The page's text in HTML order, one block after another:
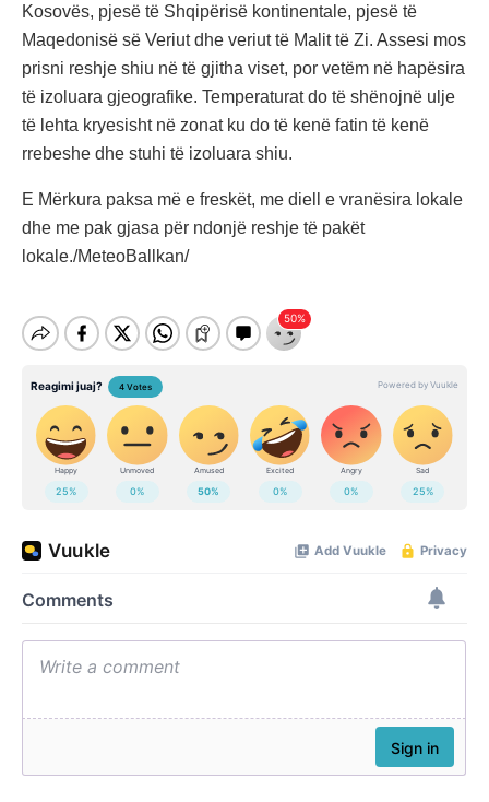
Kosovës, pjesë të Shqipërisë kontinentale, pjesë të
Maqedonisë së Veriut dhe veriut të Malit të Zi. Assesi mos
prisni reshje shiu në të gjitha viset, por vetëm në hapësira
të izoluara gjeografike. Temperaturat do të shënojnë ulje
të lehta kryesisht në zonat ku do të kenë fatin të kenë
rrebeshe dhe stuhi të izoluara shiu.
E Mërkura paksa më e freskët, me diell e vranësira lokale
dhe me pak gjasa për ndonjë reshje të pakët
lokale./MeteoBallkan/